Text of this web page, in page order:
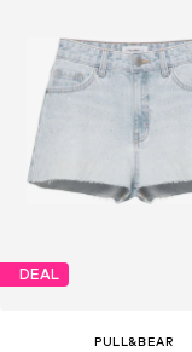
DEAL
PULL&BEAR